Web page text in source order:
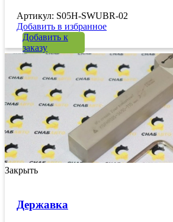
Артикул: S05H-SWUBR-02
Добавить в избранное
Добавить к
заказу
Закрыть
Державка